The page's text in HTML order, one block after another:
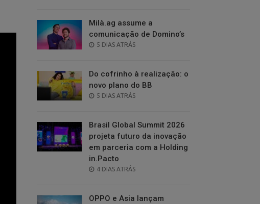
Milà.ag assume a
comunicação de Domino’s
POSTED
5 DIAS ATRÁS
Do cofrinho à realização: o
novo plano do BB
POSTED
5 DIAS ATRÁS
Brasil Global Summit 2026
projeta futuro da inovação
em parceria com a Holding
in.Pacto
POSTED
4 DIAS ATRÁS
OPPO e Asia lançam